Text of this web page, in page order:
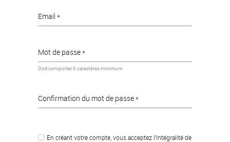
Email *
Mot de passe *
Doit comporter 6 caractères minimum
Confirmation du mot de passe *
En créant votre compte, vous acceptez l'intégralité de